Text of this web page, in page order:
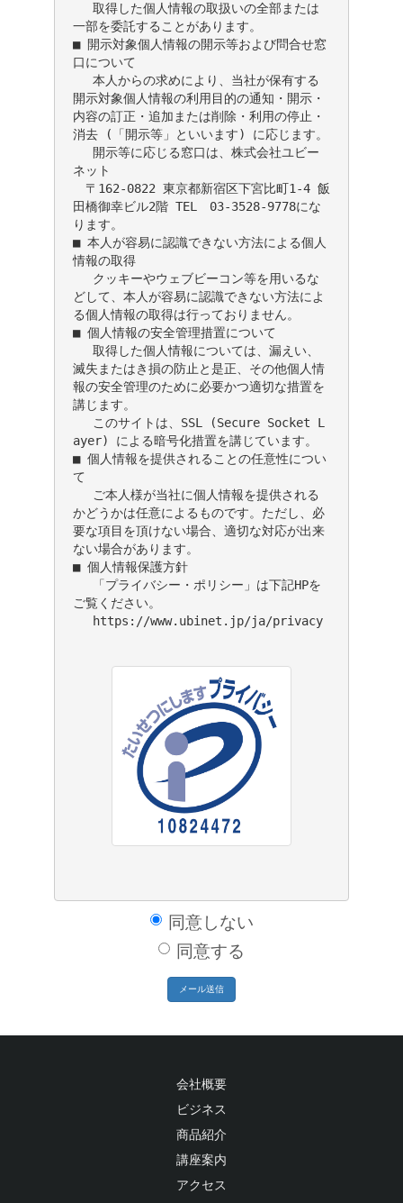
取得した個人情報の取扱いの全部または
一部を委託することがあります。
■ 開示対象個人情報の開示等および問合せ窓
口について
本人からの求めにより、当社が保有する
開示対象個人情報の利用目的の通知・開示・
内容の訂正・追加または削除・利用の停止・
消去 (「開示等」といいます) に応じます。
開示等に応じる窓口は、株式会社ユビー
ネット
〒162-0822 東京都新宿区下宮比町1-4 飯
田橋御幸ビル2階 TEL　03-3528-9778にな
ります。
■ 本人が容易に認識できない方法による個人
情報の取得
クッキーやウェブビーコン等を用いるな
どして、本人が容易に認識できない方法によ
る個人情報の取得は行っておりません。
■ 個人情報の安全管理措置について
取得した個人情報については、漏えい、
滅失またはき損の防止と是正、その他個人情
報の安全管理のために必要かつ適切な措置を
講じます。
このサイトは、SSL (Secure Socket L
ayer) による暗号化措置を講じています。
■ 個人情報を提供されることの任意性につい
て
ご本人様が当社に個人情報を提供される
かどうかは任意によるものです。ただし、必
要な項目を頂けない場合、適切な対応が出来
ない場合があります。
■ 個人情報保護方針
「プライバシー・ポリシー」は下記HPを
ご覧ください。
https://www.ubinet.jp/ja/privacy
同意しない
同意する
メール送信
会社概要
ビジネス
商品紹介
講座案内
アクセス